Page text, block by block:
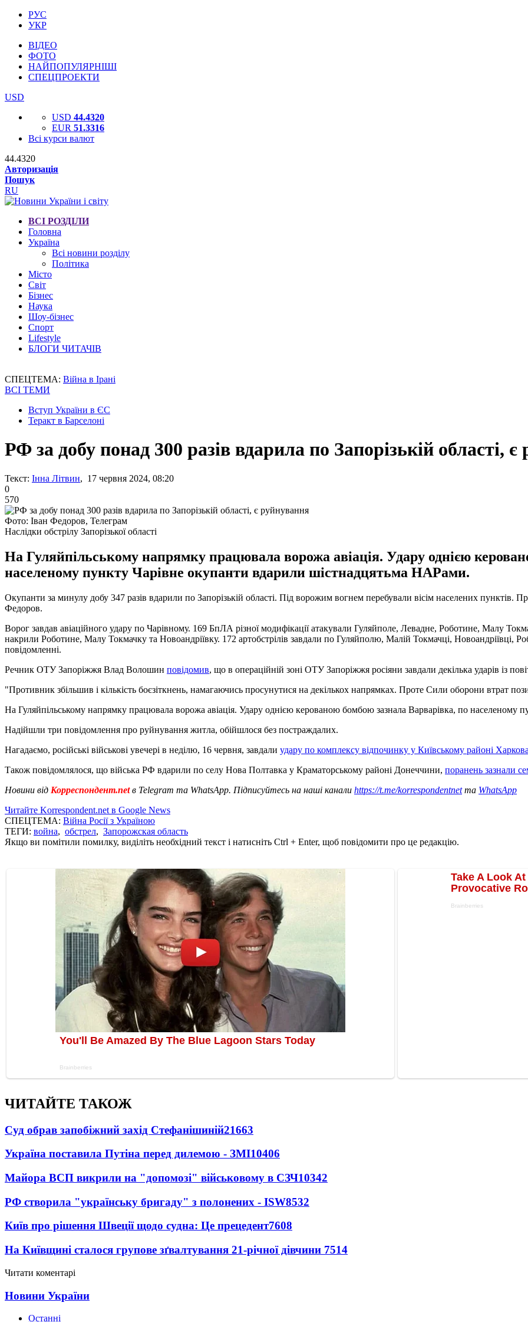
РУС
УКР
ВІДЕО
ФОТО
НАЙПОПУЛЯРНІШІ
СПЕЦПРОЕКТИ
USD
USD 44.4320
EUR 51.3316
Всі курси валют
44.4320
Авторизація
Пошук
RU
ВСІ РОЗДІЛИ
Головна
Україна
Всі новини розділу
Політика
Місто
Світ
Бізнес
Наука
Шоу-бізнес
Спорт
Lifestyle
БЛОГИ ЧИТАЧІВ
СПЕЦТЕМА: Війна в Ірані
ВСІ ТЕМИ
Вступ України в ЄС
Теракт в Барселоні
РФ за добу понад 300 разів вдарила по Запорізькій області,
Текст: Інна Літвин, 17 червня 2024, 08:20
0
570
Фото: Іван Федоров, Телеграм
Наслідки обстрілу Запорізької області
На Гуляйпільському напрямку працювала ворожа авіація. Удару однією
населеному пункту Чарівне окупанти вдарили шістнадцятьма НАРами.
Окупанти за минулу добу 347 разів вдарили по Запорізькій області. Під ворожим вогнем перебували вісім населених пунктів.
Федоров.
Ворог завдав авіаційного удару по Чарівному. 169 БпЛА різної модифікації атакували Гуляйполе, Левадне, Роботине, Малу
накрили Роботине, Малу Токмачку та Новоандріївку. 172 артобстрілів завдали по Гуляйполю, Малій Токмачці, Новоандріївці,
повідомленні.
Речник ОТУ Запоріжжя Влад Волошин повідомив, що в операційній зоні ОТУ Запоріжжя росіяни завдали декілька ударів із
"Противник збільшив і кількість боєзіткнень, намагаючись просунутися на декількох напрямках. Проте Сили оборони втрат
На Гуляйпільському напрямку працювала ворожа авіація. Удару однією керованою бомбою зазнала Варварівка, по
Надійшли три повідомлення про руйнування житла, обійшлося без постраждалих.
Нагадаємо, російські військові увечері в неділю, 16 червня, завдали удару по комплексу відпочинку у Київському районі Харкова
Також повідомлялося, що війська РФ вдарили по селу Нова Полтавка у Краматорському районі Донеччини, поранень зазнали
Новини від Корреспондент.netв Telegram та WhatsApp. Підписуйтесь на наші канали https://t.me/korrespondentnetта WhatsApp
Читайте Korrespondent.net в Google News
СПЕЦТЕМА: Війна Росії з Україною
ТЕГИ: война, обстрел, Запорожская область
Якщо ви помітили помилку, виділіть необхідний текст і натисніть Ctrl + Enter, щоб повідомити про це редакцію.
ЧИТАЙТЕ ТАКОЖ
Суд обрав запобіжний захід Стефанішиній21663
Україна поставила Путіна перед дилемою - ЗМІ10406
Майора ВСП викрили на "допомозі" військовому в СЗЧ10342
РФ створила "українську бригаду" з полонених - ISW8532
Київ про рішення Швеції щодо судна: Це прецедент7608
На Київщині сталося групове зґвалтування 21-річної дівчини 7514
Читати коментарі
Новини України
Останні